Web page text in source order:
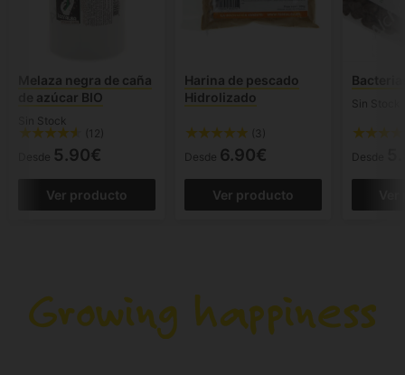
Melaza negra de caña
de azúcar BIO
Sin Stock
(12)
Desde 5.90€
Ver producto
Harina de pescado
Hidrolizado
(3)
Desde 6.90€
Ver producto
Sin Stock
Desde